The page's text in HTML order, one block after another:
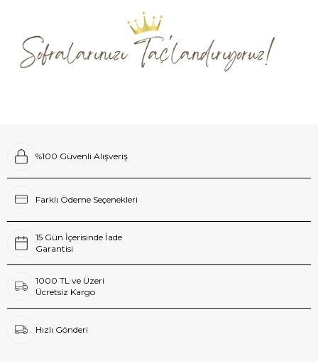
%100 Güvenli Alışveriş
Farklı Ödeme Seçenekleri
15 Gün İçerisinde İade
Garantisi
1000 TL ve Üzeri
Ücretsiz Kargo
Hızlı Gönderi